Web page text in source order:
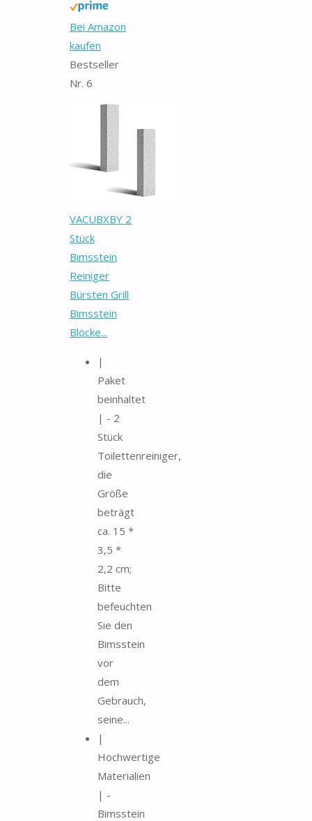
Bei Amazon
kaufen
Bestseller
Nr. 6
VACUBXBY 2
Stück
Bimsstein
Reiniger
Bürsten Grill
Bimsstein
Blöcke...
|
Paket
beinhaltet
| - 2
Stück
Toilettenreiniger,
die
Größe
beträgt
ca. 15 *
3,5 *
2,2 cm;
Bitte
befeuchten
Sie den
Bimsstein
vor
dem
Gebrauch,
seine...
|
Hochwertige
Materialien
| -
Bimsstein